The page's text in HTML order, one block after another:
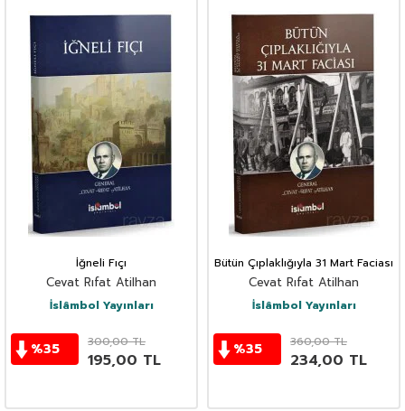
İğneli Fıçı
Cevat Rıfat Atilhan
İslâmbol Yayınları
%35 300,00TL
195,00 TL
Bütün Çıplaklığıyla 31 Mart Faciası
Cevat Rıfat Atilhan
İslâmbol Yayınları
%35 360,00TL
234,00 TL